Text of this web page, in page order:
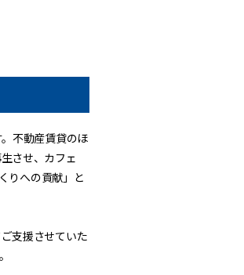
不動産賃貸のほ
させ、カフェ
りへの貢献」と
支援させていた